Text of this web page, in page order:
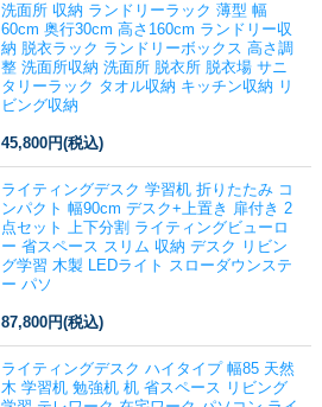
洗面所 収納 ランドリーラック 薄型 幅
60cm 奥行30cm 高さ160cm ランドリー収
納 脱衣ラック ランドリーボックス 高さ調
整 洗面所収納 洗面所 脱衣所 脱衣場 サニ
タリーラック タオル収納 キッチン収納 リ
ビング収納
45,800円(税込)
ライティングデスク 学習机 折りたたみ コ
ンパクト 幅90cm デスク+上置き 扉付き 2
点セット 上下分割 ライティングビューロ
ー 省スペース スリム 収納 デスク リビン
グ学習 木製 LEDライト スローダウンステ
ー パソ
87,800円(税込)
ライティングデスク ハイタイプ 幅85 天然
木 学習机 勉強机 机 省スペース リビング